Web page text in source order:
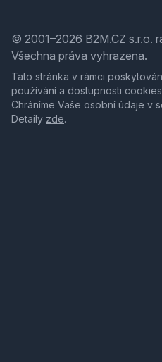
© 2001–2026 B2M.CZ s.r.o.
Všechna práva vyhrazena.
Tato stránka v rámci
používání a dostupnosti
Chráníme Vaše osobní údaje v
Detaily zde.